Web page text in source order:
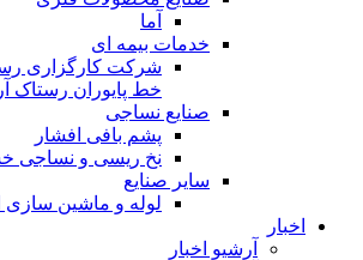
آما
خدمات بیمه ای
شرکت کارگزاری
خط پایوران رستاک
صنایع نساجی
پشم بافی افشار
نخ ریسی و نساجی
سایر صنایع
لوله و ماشین سازی
اخبار
آرشیو اخبار